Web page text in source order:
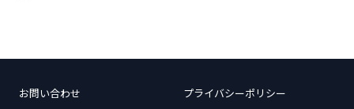
お問い合わせ プライバシーポリシー